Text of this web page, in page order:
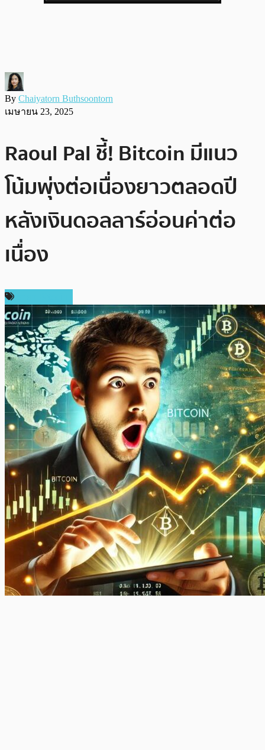
By Chaiyatorn Buthsoontorn
เมษายน 23, 2025
Raoul Pal ชี้! Bitcoin มีแนว
โน้มพุ่งต่อเนื่องยาวตลอดปี
หลังเงินดอลลาร์อ่อนค่าต่อ
เนื่อง